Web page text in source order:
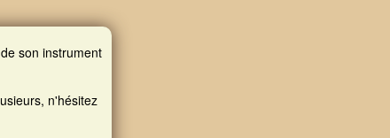
son instrument
n'hésitez